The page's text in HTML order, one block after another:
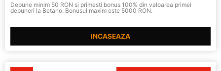
Depune minim 50 RON si primesti bonus 100% din valoarea primei
depuneri la Betano. Bonusul maxim este 5000 RON.
INCASEAZA